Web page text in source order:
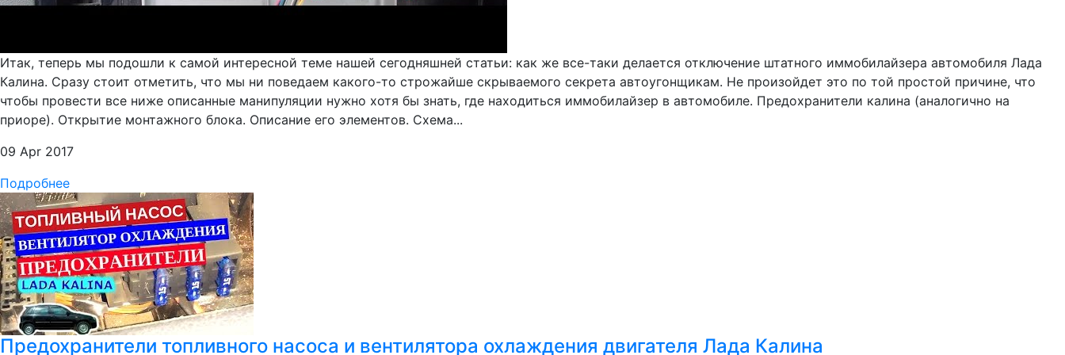
Итак, теперь мы подошли к самой интересной теме нашей сегодняшней статьи: как же все-таки делается отключение штатного иммобилайзера автомобиля Лада
Калина. Сразу стоит отметить, что мы ни поведаем какого-то строжайше скрываемого секрета автоугонщикам. Не произойдет это по той простой причине, что
чтобы провести все ниже описанные манипуляции нужно хотя бы знать, где находиться иммобилайзер в автомобиле. Предохранители калина (аналогично на
приоре). Открытие монтажного блока. Описание его элементов. Схема...
09 Apr 2017
Подробнее
Предохранители топливного насоса и вентилятора охлаждения двигателя Лада Калина